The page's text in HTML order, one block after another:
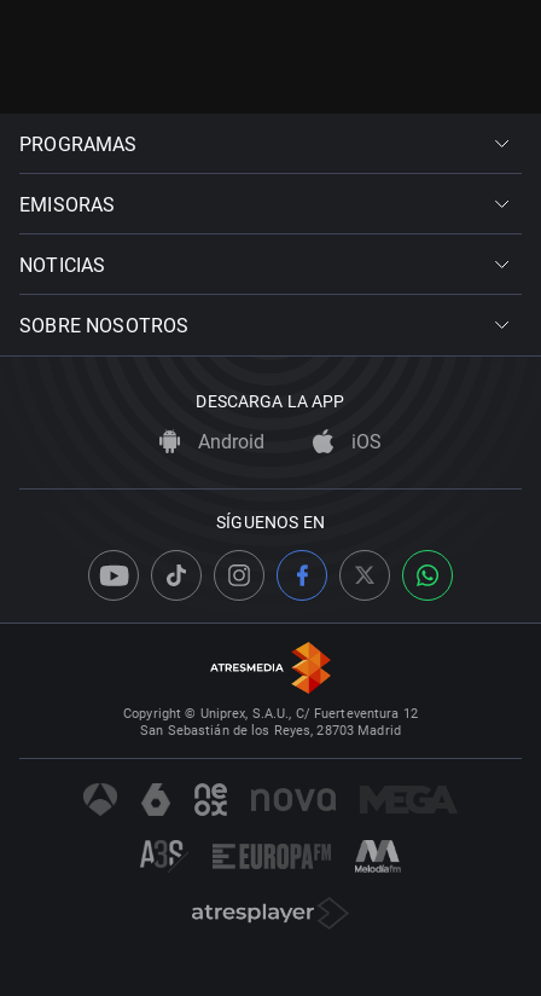
PROGRAMAS
EMISORAS
NOTICIAS
SOBRE NOSOTROS
DESCARGA LA APP
Android iOS
SÍGUENOS EN
Copyright © Uniprex, S.A.U., C/ Fuerteventura 12
San Sebastián de los Reyes, 28703 Madrid